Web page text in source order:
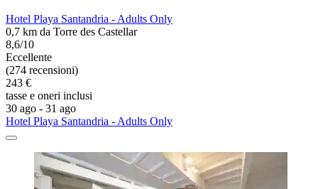
Hotel Playa Santandria - Adults Only
0,7 km da Torre des Castellar
8,6/10
Eccellente
(274 recensioni)
243 €
tasse e oneri inclusi
30 ago - 31 ago
Hotel Playa Santandria - Adults Only